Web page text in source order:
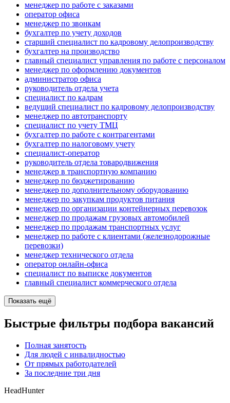
менеджер по работе с заказами
оператор офиса
менеджер по звонкам
бухгалтер по учету доходов
старший специалист по кадровому делопроизводству
бухгалтер на производство
главный специалист управления по работе с персоналом
менеджер по оформлению документов
администратор офиса
руководитель отдела учета
специалист по кадрам
ведущий специалист по кадровому делопроизводству
менеджер по автотранспорту
специалист по учету ТМЦ
бухгалтер по работе с контрагентами
бухгалтер по налоговому учету
специалист-оператор
руководитель отдела товародвижения
менеджер в транспортную компанию
менеджер по бюджетированию
менеджер по дополнительному оборудованию
менеджер по закупкам продуктов питания
менеджер по организации контейнерных перевозок
менеджер по продажам грузовых автомобилей
менеджер по продажам транспортных услуг
менеджер по работе с клиентами (железнодорожные
перевозки)
менеджер технического отдела
оператор онлайн-офиса
специалист по выписке документов
главный специалист коммерческого отдела
Показать ещё
Быстрые фильтры подбора вакансий
Полная занятость
Для людей с инвалидностью
От прямых работодателей
За последние три дня
HeadHunter